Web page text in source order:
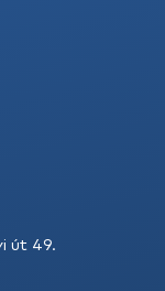
út 49.